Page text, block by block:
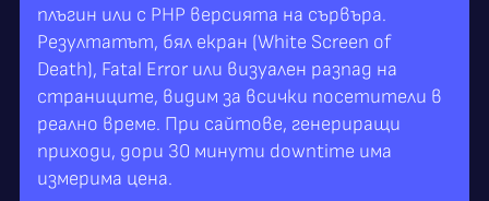
плъгин или с PHP версията на сървъра.
Резултатът, бял екран (White Screen of
Death), Fatal Error или визуален разпад на
страниците, видим за всички посетители в
реално време. При сайтове, генериращи
приходи, дори 30 минути downtime има
измерима цена.